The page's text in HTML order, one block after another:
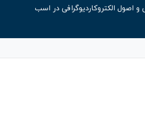
و اصول الکتروکاردیوگرافی در اسب